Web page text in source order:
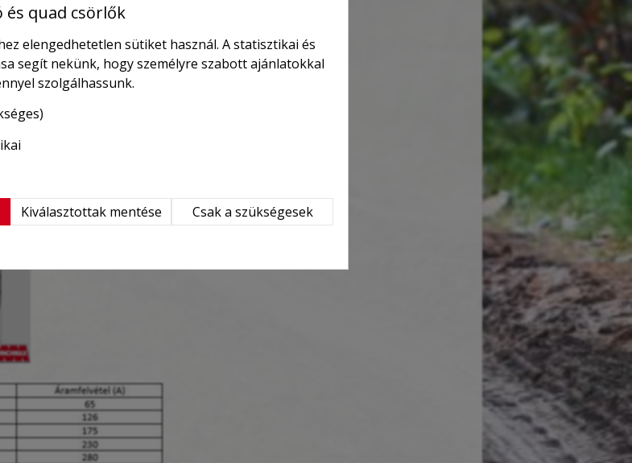
quad csörlők
elengedhetetlen sütiket használ. A statisztikai és
segít nekünk, hogy személyre szabott ajánlatokkal
szolgálhassunk.
Kiválasztottak mentése
Csak a szükségesek